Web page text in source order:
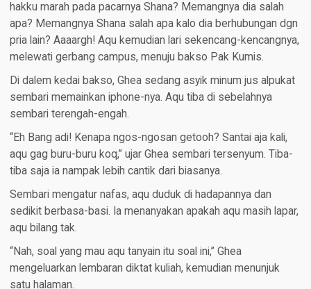
hakku marah pada pacarnya Shana? Memangnya dia salah
apa? Memangnya Shana salah apa kalo dia berhubungan dgn
pria lain? Aaaargh! Aqu kemudian lari sekencang-kencangnya,
melewati gerbang campus, menuju bakso Pak Kumis.
Di dalem kedai bakso, Ghea sedang asyik minum jus alpukat
sembari memainkan iphone-nya. Aqu tiba di sebelahnya
sembari terengah-engah.
“Eh Bang adi! Kenapa ngos-ngosan getooh? Santai aja kali,
aqu gag buru-buru koq,” ujar Ghea sembari tersenyum. Tiba-
tiba saja ia nampak lebih cantik dari biasanya.
Sembari mengatur nafas, aqu duduk di hadapannya dan
sedikit berbasa-basi. Ia menanyakan apakah aqu masih lapar,
aqu bilang tak.
“Nah, soal yang mau aqu tanyain itu soal ini,” Ghea
mengeluarkan lembaran diktat kuliah, kemudian menunjuk
satu halaman.